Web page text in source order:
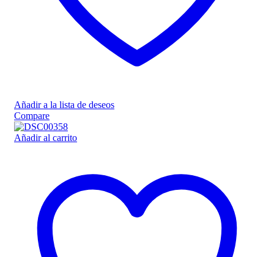
Añadir a la lista de deseos
Compare
Añadir al carrito